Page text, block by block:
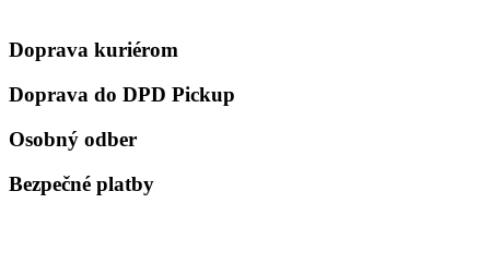
Doprava kuriérom
Doprava do DPD Pickup
Osobný odber
Bezpečné platby